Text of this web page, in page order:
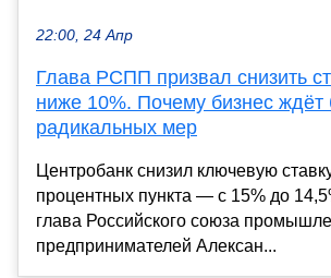
22:00, 24 Апр
Глава РСПП призвал снизить
ниже 10%. Почему бизнес ждёт
радикальных мер
Центробанк снизил ключевую
процентных пункта — с 15% до
глава Российского союза
предпринимателей Алексан...